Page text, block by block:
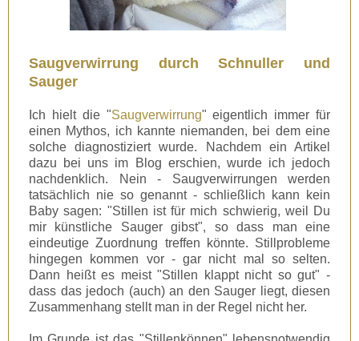
Saugverwirrung durch Schnuller und
Sauger
Ich hielt die "Saugverwirrung" eigentlich immer für
einen Mythos, ich kannte niemanden, bei dem eine
solche diagnostiziert wurde. Nachdem ein Artikel
dazu
bei uns im Blog erschien, wurde ich jedoch
nachdenklich. Nein - Saugverwirrungen werden
tatsächlich nie so genannt - schließlich kann kein
Baby sagen: "Stillen ist für mich schwierig, weil Du
mir künstliche Sauger gibst", so dass man eine
eindeutige Zuordnung treffen könnte. Stillprobleme
hingegen kommen vor - gar nicht mal so selten.
Dann heißt es meist "Stillen klappt nicht so gut" -
dass das jedoch (auch) an den Sauger liegt, diesen
Zusammenhang stellt man in der Regel nicht her.